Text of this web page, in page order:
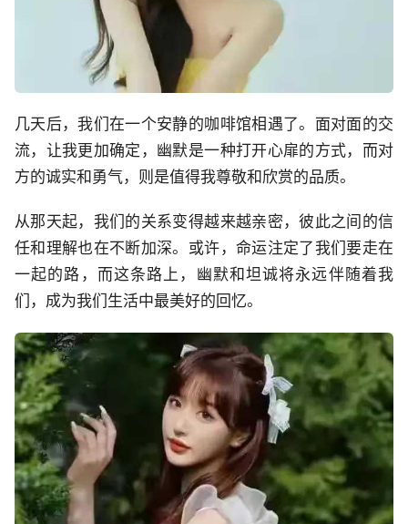
几天后，我们在一个安静的咖啡馆相遇了。面对面的交
流，让我更加确定，幽默是一种打开心扉的方式，而对
方的诚实和勇气，则是值得我尊敬和欣赏的品质。
从那天起，我们的关系变得越来越亲密，彼此之间的信
任和理解也在不断加深。或许，命运注定了我们要走在
一起的路，而这条路上，幽默和坦诚将永远伴随着我
们，成为我们生活中最美好的回忆。